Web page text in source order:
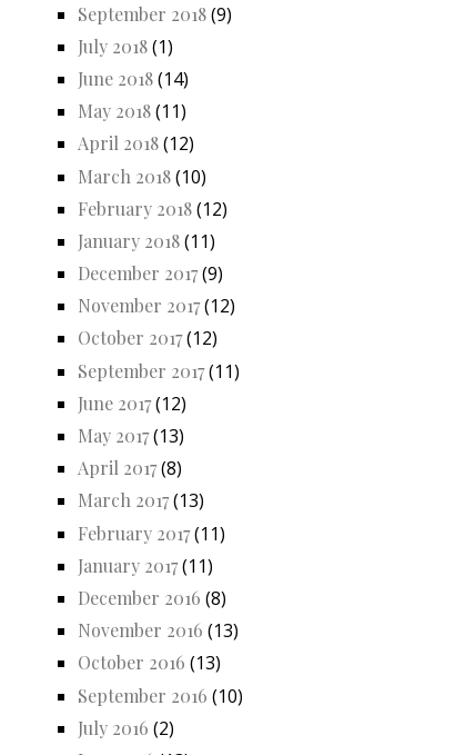
September 2018(9)
July 2018(1)
June 2018(14)
May 2018(11)
April 2018(12)
March 2018(10)
February 2018(12)
January 2018(11)
December 2017(9)
November 2017(12)
October 2017(12)
September 2017(11)
June 2017(12)
May 2017(13)
April 2017(8)
March 2017(13)
February 2017(11)
January 2017(11)
December 2016 (8)
November 2016 (13)
October 2016 (13)
September 2016 (10)
July 2016 (2)